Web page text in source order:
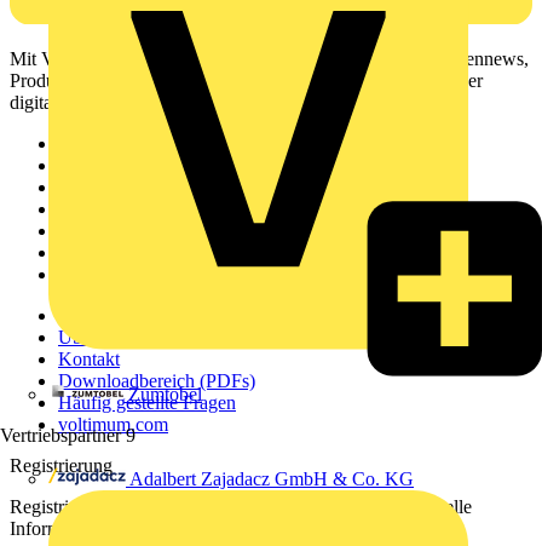
Zumtobel
Vertriebspartner 9
Adalbert Zajadacz GmbH & Co. KG
Mit Voltimum erhalten Elektrofachkräfte Zugang zu Branchennews,
Produktinformationen, Schulungen und Tools – alles auf einer
digitalen Plattform und Community.
Über uns
Kontakt
Downloadbereich (PDFs)
Häufig gestellte Fragen
voltimum.com
Registrierung
Registrieren Sie sich kostenlos und erhalten Sie stets aktuelle
Informationen aus der Elektroindustrie.